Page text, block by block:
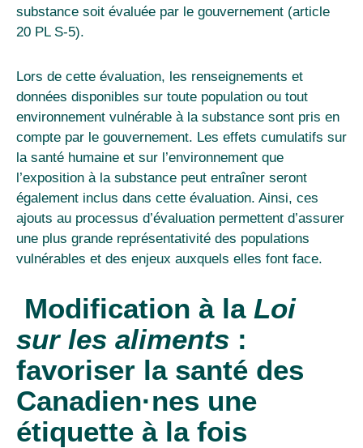
substance soit évaluée par le gouvernement (article
20 PL S-5).
Lors de cette évaluation, les renseignements et
données disponibles sur toute population ou tout
environnement vulnérable à la substance sont pris en
compte par le gouvernement. Les effets cumulatifs sur
la santé humaine et sur l’environnement que
l’exposition à la substance peut entraîner seront
également inclus dans cette évaluation. Ainsi, ces
ajouts au processus d’évaluation permettent d’assurer
une plus grande représentativité des populations
vulnérables et des enjeux auxquels elles font face.
Modification à la Loi
sur les aliments :
favoriser la santé des
Canadien·nes une
étiquette à la fois